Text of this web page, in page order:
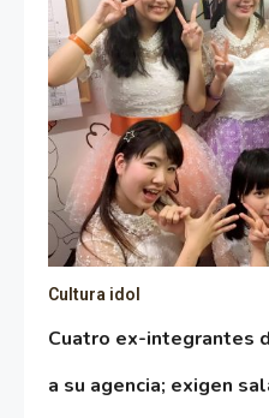
Cultura idol
Cuatro ex-integrantes
a su agencia; exigen